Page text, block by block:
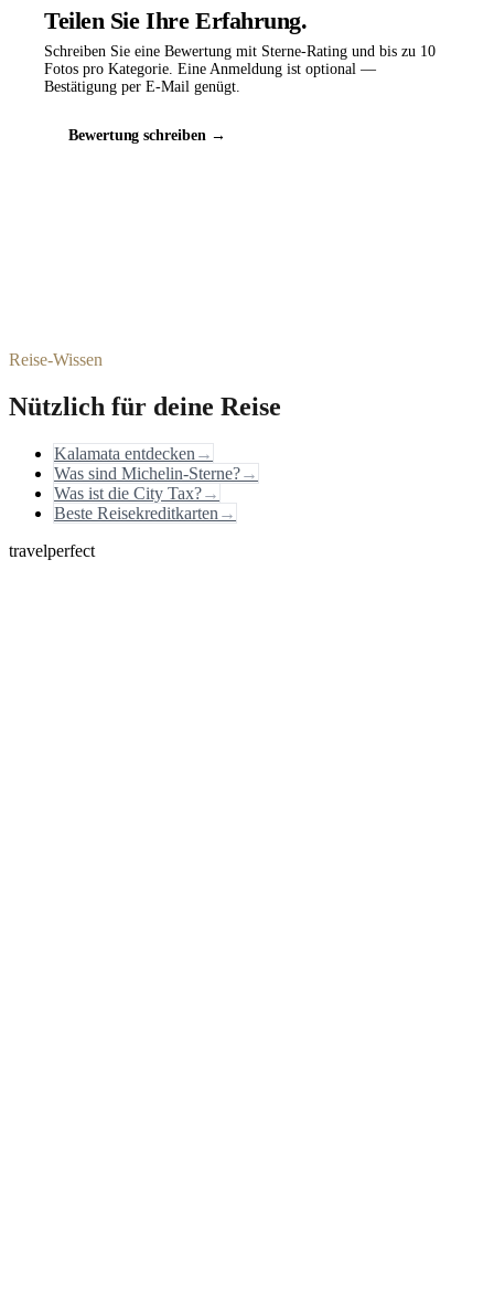
Teilen Sie Ihre Erfahrung.
Schreiben Sie eine Bewertung mit Sterne-Rating und bis zu 10
Fotos pro Kategorie. Eine Anmeldung ist optional —
Bestätigung per E-Mail genügt.
Bewertung schreiben →
Reise-Wissen
Nützlich für deine Reise
Kalamata entdecken →
Was sind Michelin-Sterne?→
Was ist die City Tax?→
Beste Reisekreditkarten →
travelperfect